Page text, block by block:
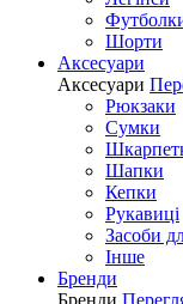
Шорти
Аксесуари
Аксесуари
Рюкзаки
Сумки
Шапки
Кепки
Рукавиці
Засоби
Інше
Бренди
Бренди